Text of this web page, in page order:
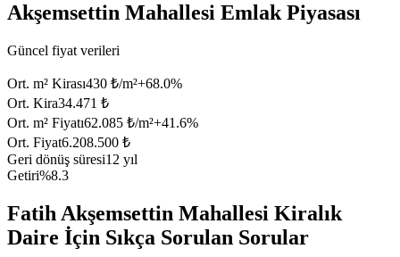
Akşemsettin Mahallesi Emlak Piyasası
Güncel fiyat verileri
Ort. m² Kirası430 ₺/m²+68.0%
Ort. Kira34.471 ₺
Ort. m² Fiyatı62.085 ₺/m²+41.6%
Ort. Fiyat6.208.500 ₺
Geri dönüş süresi12 yıl
Getiri%8.3
Fatih Akşemsettin Mahallesi Kiralık
Daire İçin Sıkça Sorulan Sorular